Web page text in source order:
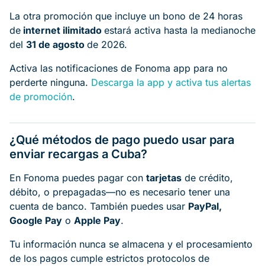
La otra promoción que incluye un bono de 24 horas
de internet ilimitado estará activa hasta la medianoche
del 31 de agosto de 2026.
Activa las notificaciones de Fonoma app para no
perderte ninguna. Descarga la app y activa tus alertas
de promoción.
¿Qué métodos de pago puedo usar para
enviar recargas a Cuba?
En Fonoma puedes pagar con tarjetas de crédito,
débito, o prepagadas—no es necesario tener una
cuenta de banco. También puedes usar PayPal,
Google Pay o Apple Pay.
Tu información nunca se almacena y el procesamiento
de los pagos cumple estrictos protocolos de